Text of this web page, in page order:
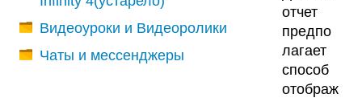
Видеоуроки и Видеоролики
Чаты и мессенджеры
отчет
предпо
лагает
способ
отображ